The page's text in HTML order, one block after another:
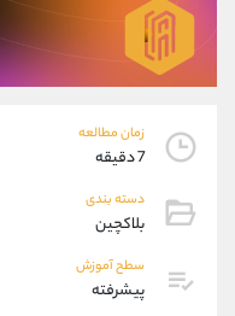
زمان مطالعه
7 دقیقه
دسته بندی
بلاکچین
سطح آموزش
پیشرفته
واتساپ
تلگرام
پشتیبان فروش
موبایل
واتساپ
داخلی